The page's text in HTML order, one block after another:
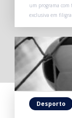
um programa com
exclusiva em
Desporto